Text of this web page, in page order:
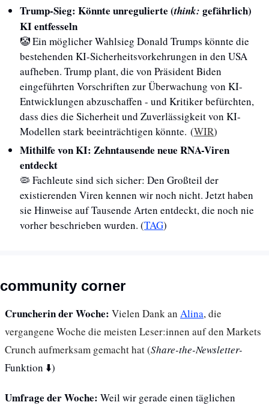
Trump-Sieg: Könnte unregulierte (think: gefährlich)
KI entfesseln
🤡 Ein möglicher Wahlsieg Donald Trumps könnte die
bestehenden KI-Sicherheitsvorkehrungen in den USA
aufheben. Trump plant, die von Präsident Biden
eingeführten Vorschriften zur Überwachung von KI-
Entwicklungen abzuschaffen - und Kritiker befürchten,
dass dies die Sicherheit und Zuverlässigkeit von KI-
Modellen stark beeinträchtigen könnte. (WIR)
Mithilfe von KI: Zehntausende neue RNA-Viren
entdeckt
🦠 Fachleute sind sich sicher: Den Großteil der
existierenden Viren kennen wir noch nicht. Jetzt haben
sie Hinweise auf Tausende Arten entdeckt, die noch nie
vorher beschrieben wurden. (TAG)
community corner
Cruncherin der Woche: Vielen Dank an Alina, die
vergangene Woche die meisten Leser:innen auf den Markets
Crunch aufmerksam gemacht hat (Share-the-Newsletter-
Funktion ⬇️)
Umfrage der Woche: Weil wir gerade einen täglichen